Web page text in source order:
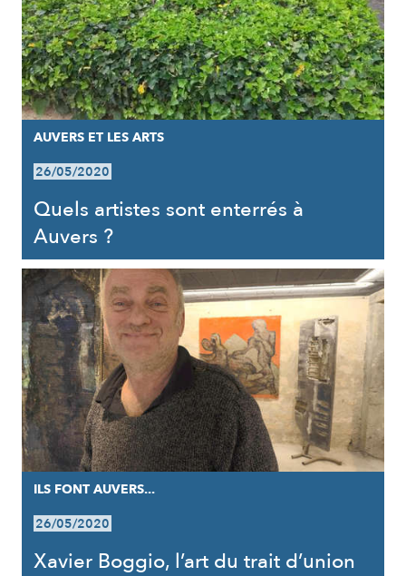
AUVERS ET LES ARTS
26/05/2020
Quels artistes sont enterrés à
Auvers ?
ILS FONT AUVERS...
26/05/2020
Xavier Boggio, l’art du trait d’union